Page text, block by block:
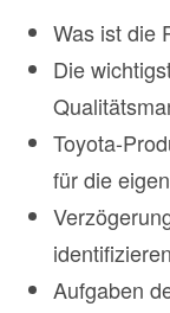
Was ist die
Die
Toyota-
für die
Aufgaben